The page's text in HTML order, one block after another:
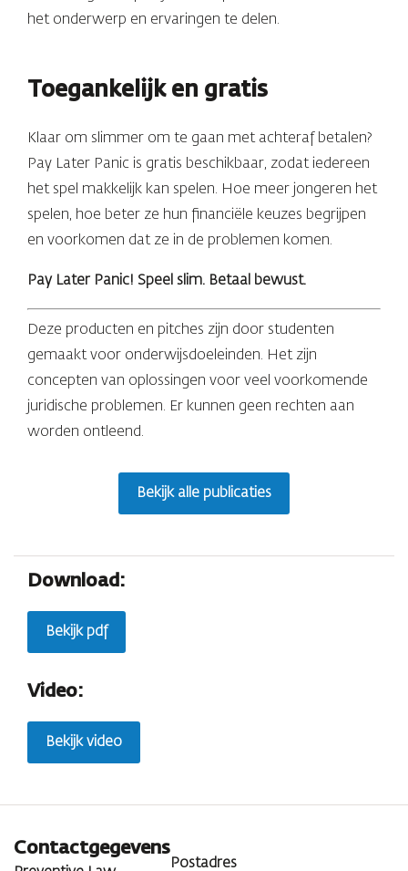
het onderwerp en ervaringen te delen.
Toegankelijk en gratis
Klaar om slimmer om te gaan met achteraf betalen?
Pay Later Panic is gratis beschikbaar, zodat iedereen
het spel makkelijk kan spelen. Hoe meer jongeren het
spelen, hoe beter ze hun financiële keuzes begrijpen
en voorkomen dat ze in de problemen komen.
Pay Later Panic! Speel slim. Betaal bewust.
Deze producten en pitches zijn door studenten
gemaakt voor onderwijsdoeleinden. Het zijn
concepten van oplossingen voor veel voorkomende
juridische problemen. Er kunnen geen rechten aan
worden ontleend.
Bekijk alle publicaties
Download:
Bekijk pdf
Video:
Bekijk video
Contactgegevens
Postadres